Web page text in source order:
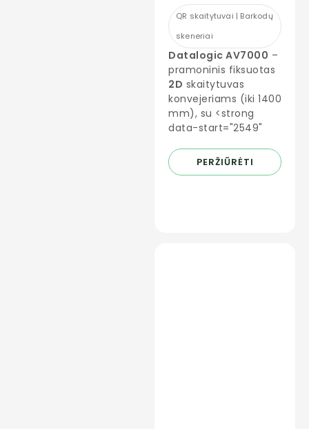
QR skaitytuvai | Barkodų
skeneriai
Datalogic AV7000 –
pramoninis fiksuotas
2D skaitytuvas
konvejeriams (iki 1400
mm), su <strong
data-start="2549"
PERŽIŪRĖTI